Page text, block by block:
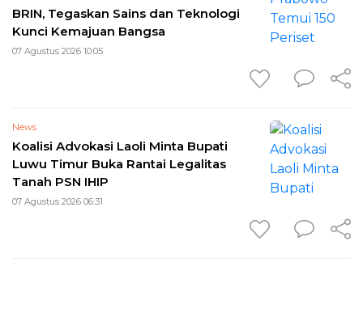
BRIN, Tegaskan Sains dan Teknologi
Kunci Kemajuan Bangsa
07 Agustus 2026 10:05
News
Koalisi Advokasi Laoli Minta Bupati
Luwu Timur Buka Rantai Legalitas
Tanah PSN IHIP
07 Agustus 2026 06:31